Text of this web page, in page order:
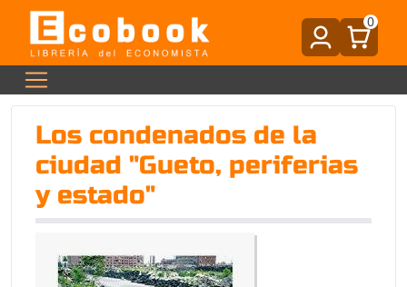
0
Los condenados de la
ciudad "Gueto, periferias
y estado"